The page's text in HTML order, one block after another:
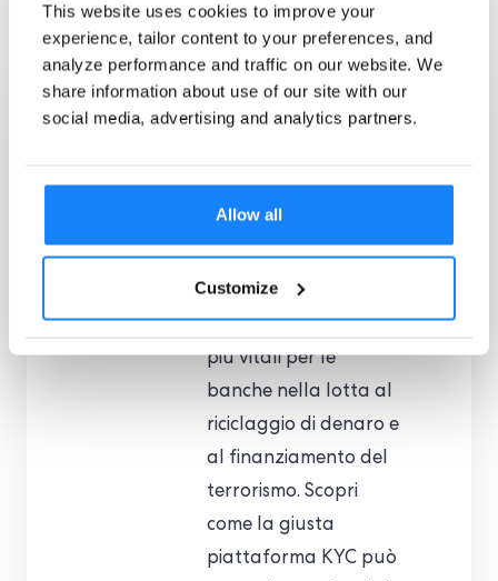
This website uses cookies to improve your
experience, tailor content to your preferences, and
analyze performance and traffic on our website. We
share information about use of our site with our
social media, advertising and analytics partners.
Allow all
Customize
Comprensione
Le soluzioni KYC e
AML stanno
diventando sempre
più vitali per le
banche nella lotta al
riciclaggio di denaro e
al finanziamento del
terrorismo. Scopri
come la giusta
piattaforma KYC può